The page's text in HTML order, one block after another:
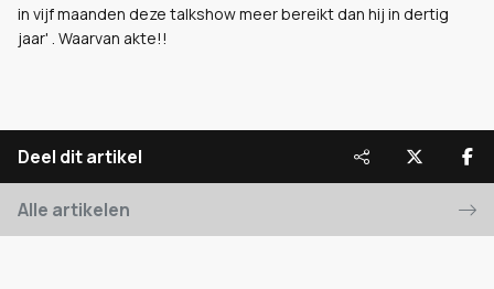
in vijf maanden deze talkshow meer bereikt dan hij in dertig
jaar' . Waarvan akte!!
Deel dit artikel
Alle artikelen